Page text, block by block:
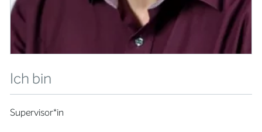
Ich bin
Supervisor*in